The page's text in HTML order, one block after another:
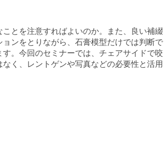
とを注意すればよいのか。また、良い補綴
ンをとりながら、石膏模型だけでは判断で
。今回のセミナーでは、チェアサイドで咬
く、レントゲンや写真などの必要性と活用